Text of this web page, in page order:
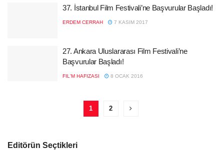
37. İstanbul Film Festivali’ne Başvurular Başladı!
ERDEM CERRAH 7 KASIM 2017
27. Ankara Uluslararası Film Festivali’ne
Başvurular Başladı!
FIL'M HAFIZASI 8 OCAK 2016
1 2
Editörün Seçtikleri